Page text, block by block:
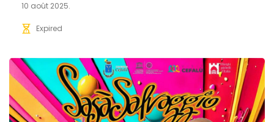
10 août 2025.
Expired